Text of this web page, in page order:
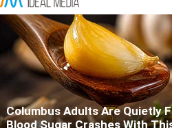
Columbus Adults Are Quietly
Blood Sugar Crashes With